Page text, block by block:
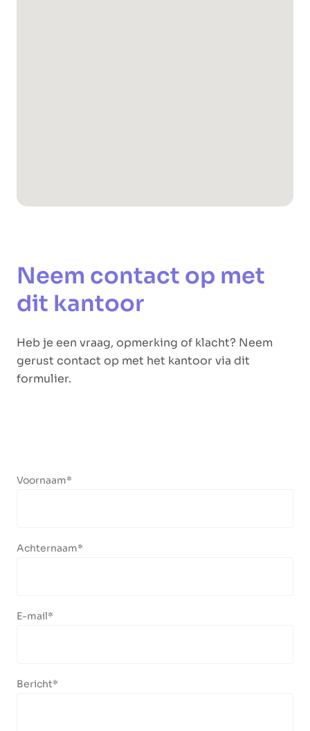
Neem contact op met
dit kantoor
Heb je een vraag, opmerking of klacht? Neem
gerust contact op met het kantoor via dit
formulier.
Voornaam
Achternaam
E-mail
Bericht